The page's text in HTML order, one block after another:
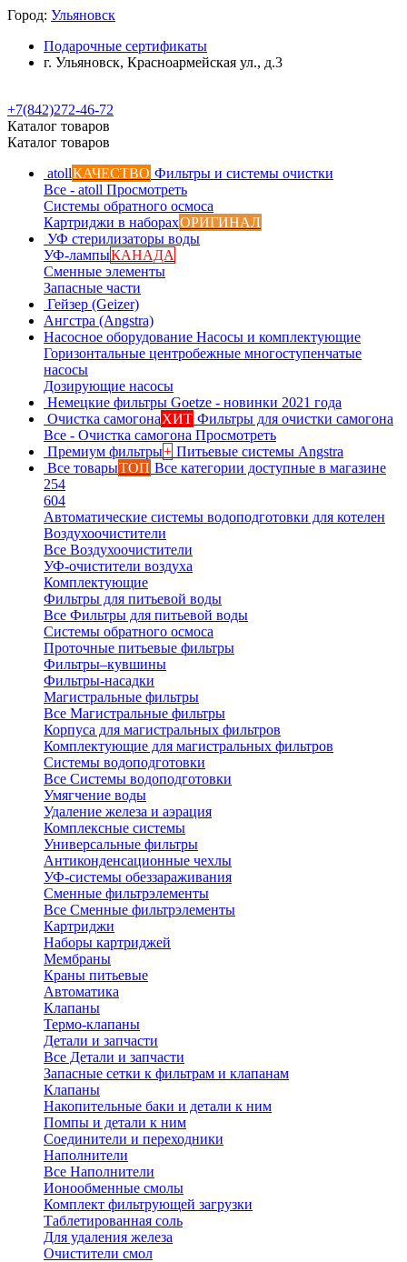
Город: Ульяновск
Подарочные сертификаты
г. Ульяновск, Красноармейская ул., д.3
+7(842)272-46-72
Каталог товаров
Каталог товаров
atollКАЧЕСТВО Фильтры и системы очистки
Все - atoll Просмотреть
Системы обратного осмоса
Картриджи в наборахОРИГИНАЛ
УФ стерилизаторы воды
УФ-лампыКАНАДА
Сменные элементы
Запасные части
Гейзер (Geizer)
Ангстра (Angstra)
Насосное оборудование Насосы и комплектующие
Горизонтальные центробежные многоступенчатые
насосы
Дозирующие насосы
Немецкие фильтры Goetze - новинки 2021 года
Очистка самогонаХИТ Фильтры для очистки самогона
Все - Очистка самогона Просмотреть
Премиум фильтры+ Питьевые системы Angstra
Все товарыТОП Все категории доступные в магазине
254
604
Автоматические системы водоподготовки для котелен
Воздухоочистители
Все Воздухоочистители
УФ-очистители воздуха
Комплектующие
Фильтры для питьевой воды
Все Фильтры для питьевой воды
Системы обратного осмоса
Проточные питьевые фильтры
Фильтры–кувшины
Фильтры-насадки
Магистральные фильтры
Все Магистральные фильтры
Корпуса для магистральных фильтров
Комплектующие для магистральных фильтров
Системы водоподготовки
Все Системы водоподготовки
Умягчение воды
Удаление железа и аэрация
Комплексные системы
Универсальные фильтры
Антиконденсационные чехлы
УФ-системы обеззараживания
Сменные фильтрэлементы
Все Сменные фильтрэлементы
Картриджи
Наборы картриджей
Мембраны
Краны питьевые
Автоматика
Клапаны
Термо-клапаны
Детали и запчасти
Все Детали и запчасти
Запасные сетки к фильтрам и клапанам
Клапаны
Накопительные баки и детали к ним
Помпы и детали к ним
Соединители и переходники
Наполнители
Все Наполнители
Ионообменные смолы
Комплект фильтрующей загрузки
Таблетированная соль
Для удаления железа
Очистители смол